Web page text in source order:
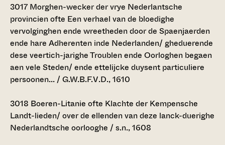
3017 Morghen-wecker der vrye Nederlantsche
provincien ofte Een verhael van de bloedighe
vervolginghen ende wreetheden door de Spaenjaerden
ende hare Adherenten inde Nederlanden/ gheduerende
dese veertich-jarighe Troublen ende Oorloghen begaen
aen vele Steden/ ende ettelijcke duysent particuliere
persoonen... / G.W.B.F.V.D., 1610
3018 Boeren-Litanie ofte Klachte der Kempensche
Landt-lieden/ over de ellenden van deze lanck-duerighe
Nederlandtsche oorlooghe / s.n., 1608